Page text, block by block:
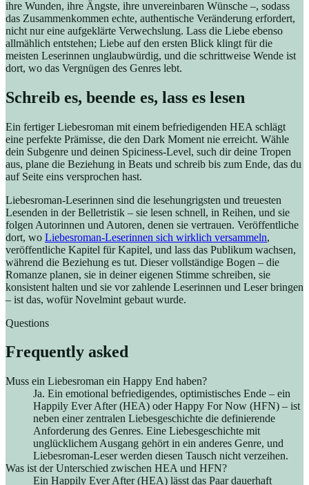
ihre Wunden, ihre Ängste, ihre unvereinbaren Wünsche –, sodass
das Zusammenkommen echte, authentische Veränderung erfordert,
nicht nur eine aufgeklärte Verwechslung. Lass die Liebe ebenso
allmählich entstehen; Liebe auf den ersten Blick klingt für die
meisten Leserinnen unglaubwürdig, und die schrittweise Wende ist
dort, wo das Vergnügen des Genres lebt.
Schreib es, beende es, lass es lesen
Ein fertiger Liebesroman mit einem befriedigenden HEA schlägt
eine perfekte Prämisse, die den Dark Moment nie erreicht. Wähle
dein Subgenre und deinen Spiciness-Level, such dir deine Tropen
aus, plane die Beziehung in Beats und schreib bis zum Ende, das du
auf Seite eins versprochen hast.
Liebesroman-Leserinnen sind die lesehungrigsten und treuesten
Lesenden in der Belletristik – sie lesen schnell, in Reihen, und sie
folgen Autorinnen und Autoren, denen sie vertrauen. Veröffentliche
dort, wo Liebesroman-Leserinnen sich wirklich versammeln,
veröffentliche Kapitel für Kapitel, und lass das Publikum wachsen,
während die Beziehung es tut. Dieser vollständige Bogen – die
Romanze planen, sie in deiner eigenen Stimme schreiben, sie
konsistent halten und sie vor zahlende Leserinnen und Leser bringen
– ist das, wofür Novelmint gebaut wurde.
Questions
Frequently asked
Muss ein Liebesroman ein Happy End haben?
Ja. Ein emotional befriedigendes, optimistisches Ende – ein
Happily Ever After (HEA) oder Happy For Now (HFN) – ist
neben einer zentralen Liebesgeschichte die definierende
Anforderung des Genres. Eine Liebesgeschichte mit
unglücklichem Ausgang gehört in ein anderes Genre, und
Liebesroman-Leser werden diesen Tausch nicht verzeihen.
Was ist der Unterschied zwischen HEA und HFN?
Ein Happily Ever After (HEA) lässt das Paar dauerhaft